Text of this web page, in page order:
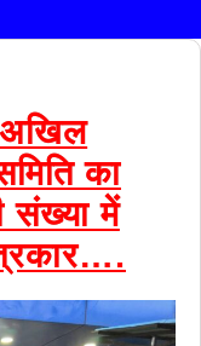
अखिल
का
संख्या में